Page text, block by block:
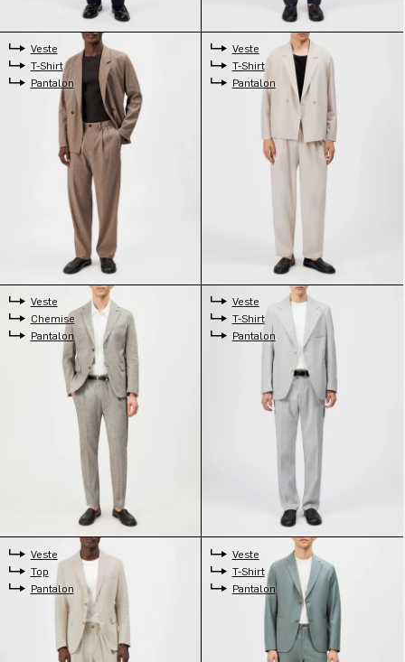
Veste
T-Shirt
Pantalon
Veste
T-Shirt
Pantalon
Veste
Chemise
Pantalon
Veste
T-Shirt
Pantalon
Veste
Top
Pantalon
Veste
T-Shirt
Pantalon